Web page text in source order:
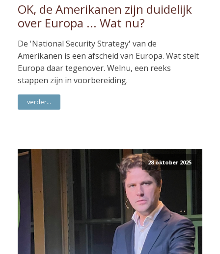
OK, de Amerikanen zijn duidelijk
over Europa ... Wat nu?
De 'National Security Strategy' van de
Amerikanen is een afscheid van Europa. Wat stelt
Europa daar tegenover. Welnu, een reeks
stappen zijn in voorbereiding.
verder...
28 oktober 2025